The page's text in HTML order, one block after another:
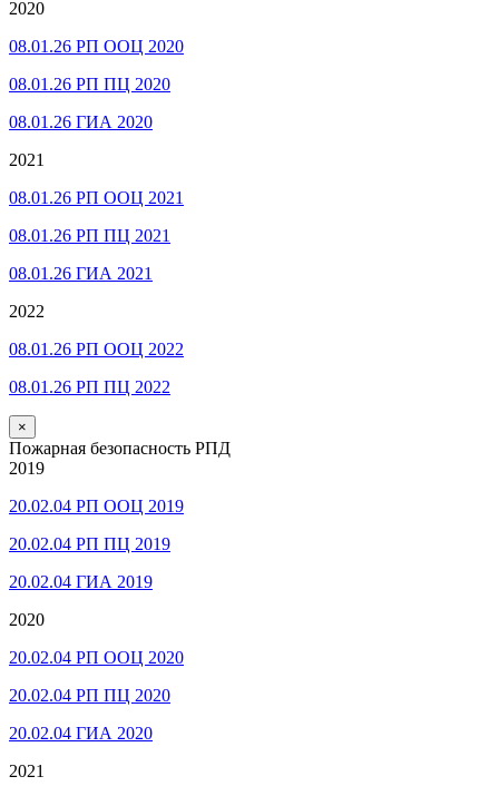
2020
08.01.26 РП ООЦ 2020
08.01.26 РП ПЦ 2020
08.01.26 ГИА 2020
2021
08.01.26 РП ООЦ 2021
08.01.26 РП ПЦ 2021
08.01.26 ГИА 2021
2022
08.01.26 РП ООЦ 2022
08.01.26 РП ПЦ 2022
×
Пожарная безопасность РПД
2019
20.02.04 РП ООЦ 2019
20.02.04 РП ПЦ 2019
20.02.04 ГИА 2019
2020
20.02.04 РП ООЦ 2020
20.02.04 РП ПЦ 2020
20.02.04 ГИА 2020
2021